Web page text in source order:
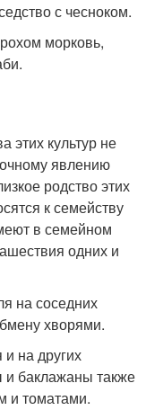
с чесноком.
морковь,
этих культур не
явлению
родство этих
к семейству
в семейном
одних и
на соседних
хворями.
на других
и баклажаны также
и томатами.